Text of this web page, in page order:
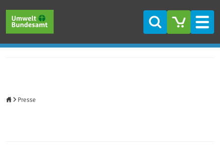
Suche
Presse